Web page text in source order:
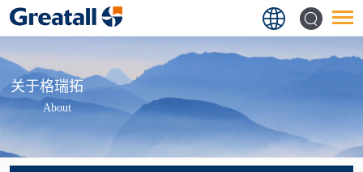
关于格瑞拓
About